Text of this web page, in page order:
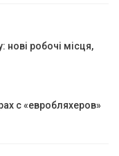
нові робочі місця,
с «евробляхеров»